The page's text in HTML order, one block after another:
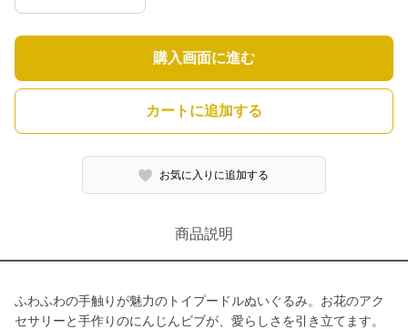
購入画面に進む
カートに追加する
お気に入りに追加する
商品説明
ふわふわの手触りが魅力のトイプードルぬいぐるみ。お花のアク
セサリーと手作りのにんじんビブが、愛らしさを引き立てます。